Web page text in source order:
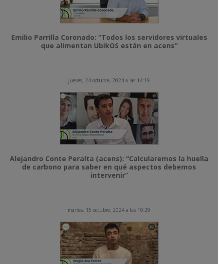
Emilio Parrilla Coronado: “Todos los servidores virtuales
que alimentan UbikOS están en acens”
jueves, 24 octubre, 2024 a las 14:19
Alejandro Conte Peralta (acens): “Calcularemos la huella
de carbono para saber en qué aspectos debemos
intervenir”
martes, 15 octubre, 2024 a las 10:29